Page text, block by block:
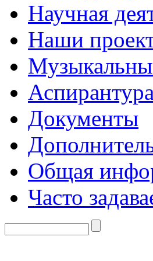
Научная
Наши
Документы
Общая
Часто